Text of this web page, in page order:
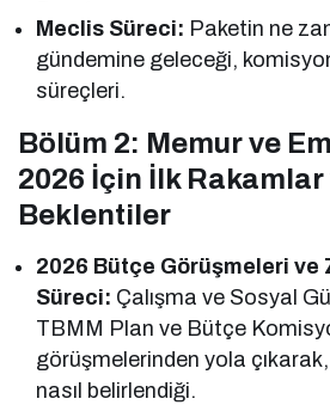
Meclis Süreci: Paketin ne
gündemine geleceği,
süreçleri.
Bölüm 2: Memur ve
2026 İçin İlk Rakamlar
Beklentiler
2026 Bütçe Görüşmeleri ve
Süreci: Çalışma ve Sosyal
TBMM Plan ve Bütçe
görüşmelerinden yola
nasıl belirlendiği.